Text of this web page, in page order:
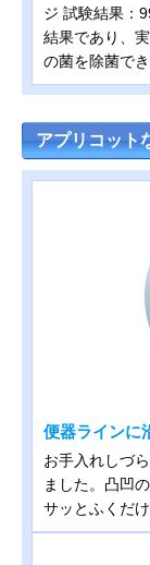
ジ 試験結果：
結果であり、
の菌を除菌で
アプリコット
便器ラインに
お手入れしづ
ました。凸凹
サッとふくだ